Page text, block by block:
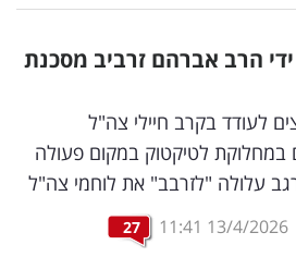
הרב אברהם זרביב מסכנת
לעודד בקרב חיילי צה"ל
במחלוקת לטיקטוק במקום פעולה
עלולה "לזרבב" את לוחמי צה"ל
13/4/2026
11:41
27